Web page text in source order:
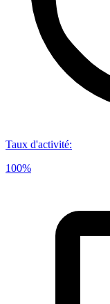
Taux d'activité:
100%